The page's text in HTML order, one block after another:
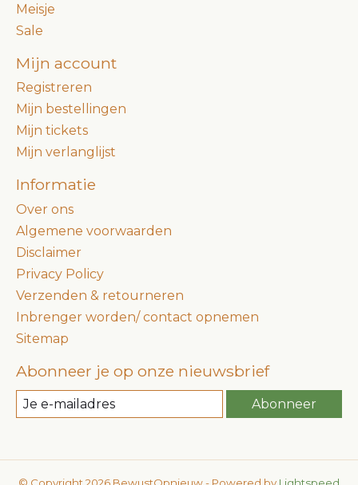
Meisje
Sale
Mijn account
Registreren
Mijn bestellingen
Mijn tickets
Mijn verlanglijst
Informatie
Over ons
Algemene voorwaarden
Disclaimer
Privacy Policy
Verzenden & retourneren
Inbrenger worden/ contact opnemen
Sitemap
Abonneer je op onze nieuwsbrief
Abonneer
© Copyright 2026 BewustOpnieuw - Powered by Lightspeed